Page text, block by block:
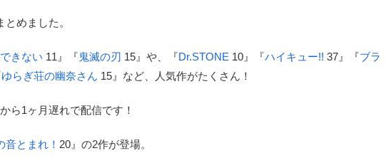
とめました。
きない 11』『鬼滅の刃 15』や、『Dr.STONE 10』『ハイキュー!! 37』『ブラ
ゆらぎ荘の幽奈さん 15』など、人気作がたくさん！
ら1ヶ月遅れで配信です！
音とまれ！ 20』の2作が登場。